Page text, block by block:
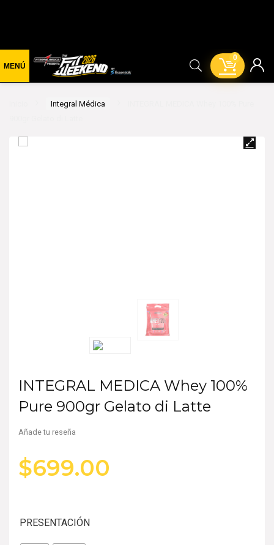
0
Integral Médica
INTEGRAL MEDICA Whey 100%
Pure 900gr Gelato di Latte
Añade tu reseña
$699.00
PRESENTACIÓN